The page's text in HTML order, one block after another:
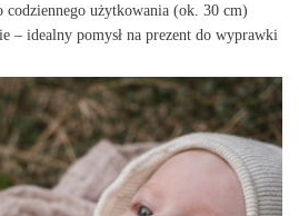
codziennego użytkowania (ok. 30 cm)
– idealny pomysł na prezent do wyprawki